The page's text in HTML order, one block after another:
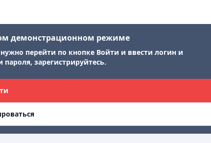
демонстрационном режиме
перейти по кнопке Войти и ввести логин и
пароля, зарегистрируйтесь.